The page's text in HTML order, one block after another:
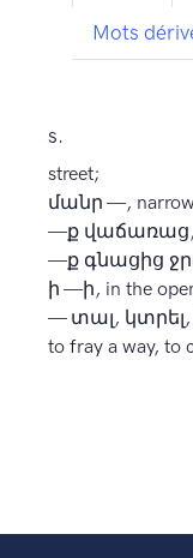
Mots
s.
street;
մանր —,
—ք վաճառաց,
—ք գնացից
ի —ի, in the
— տալ, կտրել,
to fray a way, to